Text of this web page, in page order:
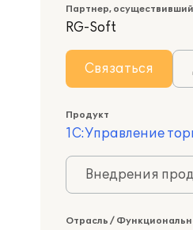
Партнер,
RG-Soft
Связаться
Продукт
1С:Управление
Внедрения
Отрасль /